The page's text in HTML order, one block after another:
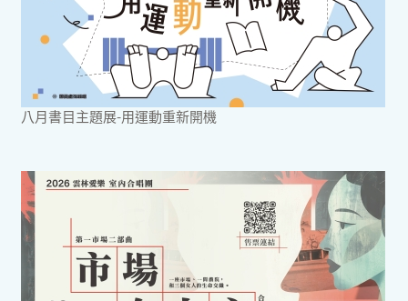
八月書目主題展-用運動重新開機